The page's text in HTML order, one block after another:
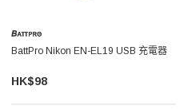
BattPro Nikon EN-EL19 USB 充電器
HK$98